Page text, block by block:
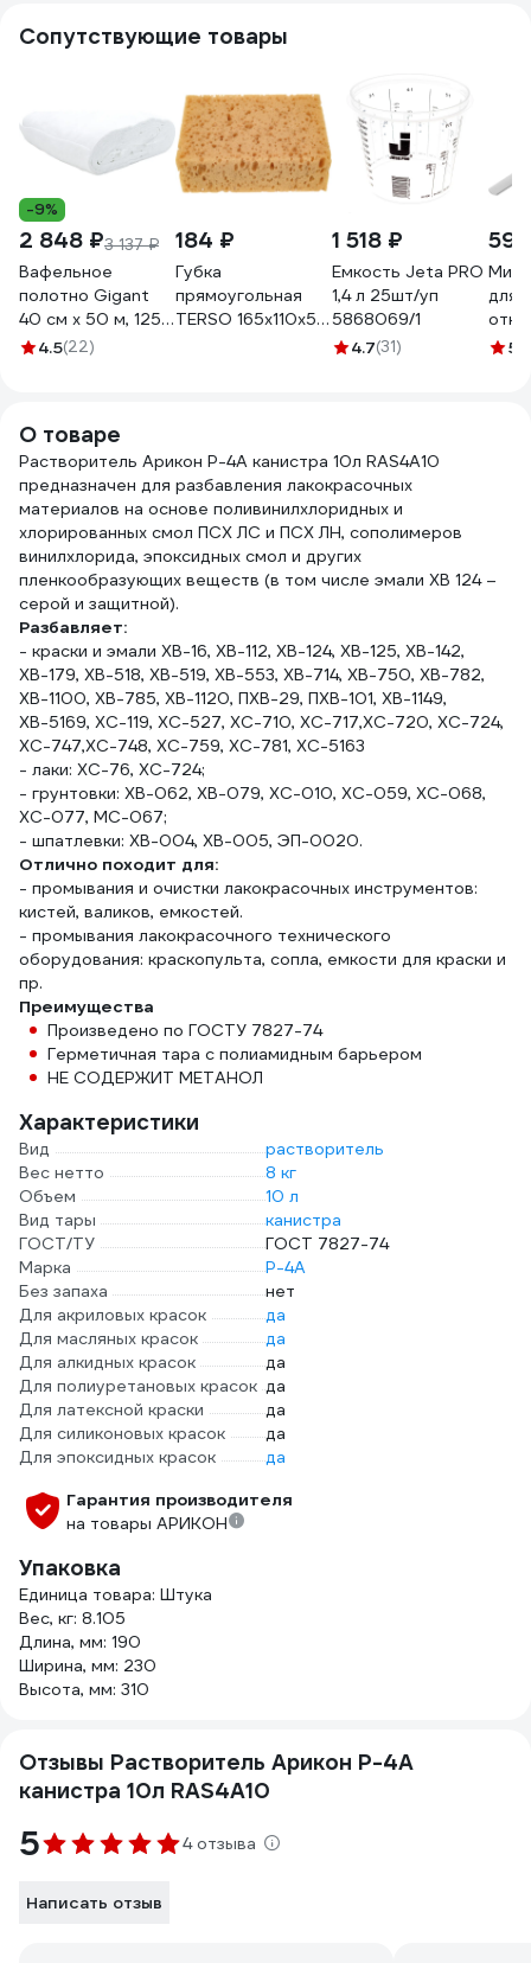
Сопутствующие товары
-9%
2 848 ₽3 137 ₽
Вафельное
полотно Gigant
40 см х 50 м, 125
г/м2 GVL-200
4.5(22)
184 ₽
Губка
прямоугольная
TERSO 165x110x58
1 518 ₽
Емкость Jeta PRO
1,4 л 25шт/уп
5868069/1
4.7(31)
для
5
О товаре
Растворитель Арикон Р-4А канистра 10л RAS4A10
предназначен для разбавления лакокрасочных
материалов на основе поливинилхлоридных и
хлорированных смол ПСХ ЛС и ПСХ ЛН, сополимеров
винилхлорида, эпоксидных смол и других
пленкообразующих веществ (в том числе эмали ХВ 124 –
серой и защитной).
Разбавляет:
- краски и эмали ХВ-16, ХВ-112, ХВ-124, ХВ-125, ХВ-142,
ХВ-179, ХВ-518, ХВ-519, ХВ-553, ХВ-714, ХВ-750, ХВ-782,
ХВ-1100, ХВ-785, ХВ-1120, ПХВ-29, ПХВ-101, ХВ-1149,
ХВ-5169, ХС-119, ХС-527, ХС-710, ХС-717,ХС-720, ХС-724,
ХС-747,ХС-748, ХС-759, ХС-781, ХС-5163
- лаки: ХС-76, ХС-724;
- грунтовки: ХВ-062, ХВ-079, ХС-010, ХС-059, ХС-068,
ХС-077, МС-067;
- шпатлевки: ХВ-004, ХВ-005, ЭП-0020.
Отлично походит для:
- промывания и очистки лакокрасочных инструментов:
кистей, валиков, емкостей.
- промывания лакокрасочного технического
оборудования: краскопульта, сопла, емкости для краски и
пр.
Преимущества
Произведено по ГОСТУ 7827-74
Герметичная тара с полиамидным барьером
НЕ СОДЕРЖИТ МЕТАНОЛ
Характеристики
Вид
растворитель
Вес нетто
8 кг
Объем
10 л
Вид тары
канистра
ГОСТ/ТУ
ГОСТ 7827-74
Марка
Р-4А
Без запаха
нет
Для акриловых красок
да
Для масляных красок
да
Для алкидных красок
да
Для полиуретановых красок да
Для латексной краски
да
Для силиконовых красок
да
Для эпоксидных красок
да
Гарантия производителя
на товары АРИКОН
Упаковка
Единица товара: Штука
Вес, кг: 8.105
Длина, мм: 190
Ширина, мм: 230
Высота, мм: 310
Отзывы Растворитель Арикон Р-4А
канистра 10л RAS4A10
5 4 отзыва
Написать отзыв